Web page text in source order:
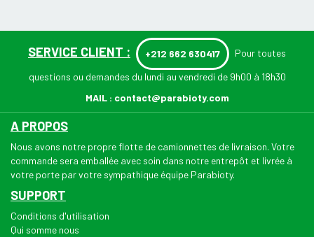
SERVICE CLIENT : +212 662 630417 Pour toutes
questions ou demandes du lundi au vendredi de 9h00 à 18h30
MAIL : contact@parabioty.com
A PROPOS
Nous avons notre propre flotte de camionnettes de livraison. Votre
commande sera emballée avec soin dans notre entrepôt et livrée à
votre porte par votre sympathique équipe Parabioty.
SUPPORT
Conditions d'utilisation
Qui somme nous